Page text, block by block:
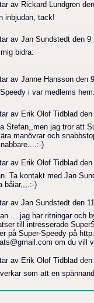
av Rickard Lundgren
inbjudan, tack!
av Jan Sundstedt den 9
bidra:
av Janne Hansson den
i var medlems
av Erik Olof Tidblad
Stefan,,men jag tror att
manövrar och
)
av Erik Olof Tidblad
Ta kontakt med Jan
båiar,,,.:-)
av Jan Sundstedt den
... jag har ritningar och
till intresserade
på Super-Speedy på
om du vill
av Erik Olof Tidblad
som att en